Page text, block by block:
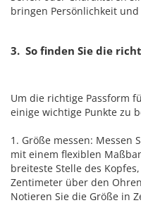
bringen Persönlichkeit
3. So finden Sie die
Um die richtige Passform
einige wichtige Punkte zu
1. Größe messen: Messen
mit einem flexiblen
breiteste Stelle des
Zentimeter über den
Notieren Sie die Größe in